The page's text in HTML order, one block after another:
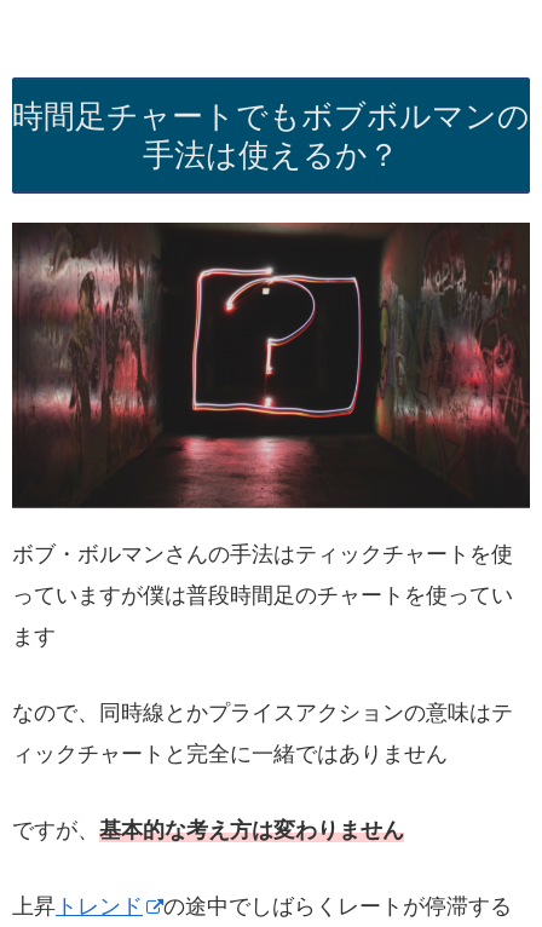
時間足チャートでもボブボルマンの
手法は使えるか？
ボブ・ボルマンさんの手法はティックチャートを使
っていますが僕は普段時間足のチャートを使ってい
ます
なので、同時線とかプライスアクションの意味はテ
ィックチャートと完全に一緒ではありません
ですが、 基本的な考え方は変わりません
上昇 トレンド
の途中でしばらくレートが停滞する